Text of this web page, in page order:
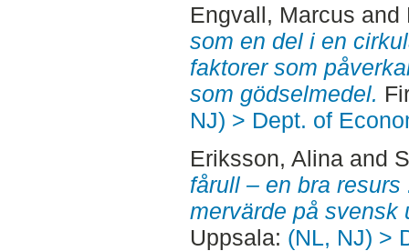
Engvall, Marcus and
som en del i en
faktorer som
som gödselmedel.
NJ) > Dept. of
Eriksson, Alina and
fårull – en bra
mervärde på svensk
Uppsala: (NL, NJ) >